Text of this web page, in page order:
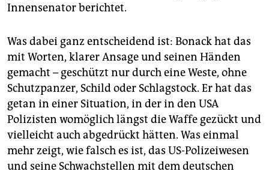
Innensenator berichtet.
Was dabei ganz entscheidend ist: Bonack hat das
mit Worten, klarer Ansage und seinen Händen
gemacht – geschützt nur durch eine Weste, ohne
Schutzpanzer, Schild oder Schlagstock. Er hat das
getan in einer Situation, in der in den USA
Polizisten womöglich längst die Waffe gezückt und
vielleicht auch abgedrückt hätten. Was einmal
mehr zeigt, wie falsch es ist, das US-Polizeiwesen
und seine Schwachstellen mit dem deutschen